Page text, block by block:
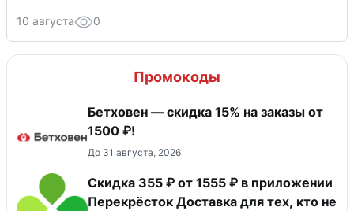
10 августа 0
Промокоды
Бетховен — скидка 15% на заказы от
1500 ₽!
До 31 августа, 2026
Скидка 355 ₽ от 1555 ₽ в приложении
Перекрёсток Доставка для тех, кто не